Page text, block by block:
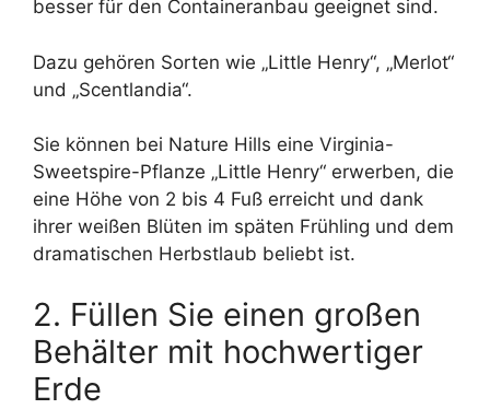
besser für den Containeranbau geeignet sind.
Dazu gehören Sorten wie „Little Henry“, „Merlot“
und „Scentlandia“.
Sie können bei Nature Hills eine Virginia-
Sweetspire-Pflanze „Little Henry“ erwerben, die
eine Höhe von 2 bis 4 Fuß erreicht und dank
ihrer weißen Blüten im späten Frühling und dem
dramatischen Herbstlaub beliebt ist.
2. Füllen Sie einen großen
Behälter mit hochwertiger
Erde